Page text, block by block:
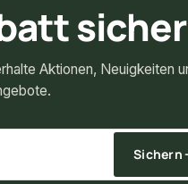
Aktionen, Neuigkeiten
Sichern